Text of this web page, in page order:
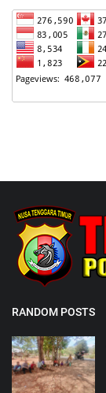
RANDOM POSTS